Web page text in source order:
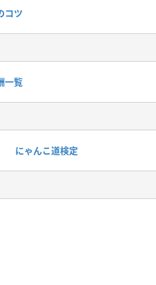
コツ
一覧
にゃんこ道検定